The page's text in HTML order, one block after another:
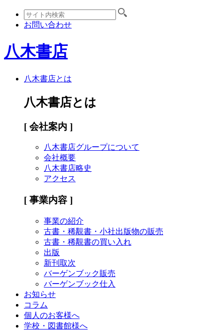
お問い合わせ
八木書店
八木書店とは
八木書店とは
[ 会社案内 ]
八木書店グループについて
会社概要
八木書店略史
アクセス
[ 事業内容 ]
事業の紹介
古書・稀覯書・小社出版物の販売
古書・稀覯書の買い入れ
出版
新刊取次
バーゲンブック販売
バーゲンブック仕入
お知らせ
コラム
個人のお客様へ
学校・図書館様へ